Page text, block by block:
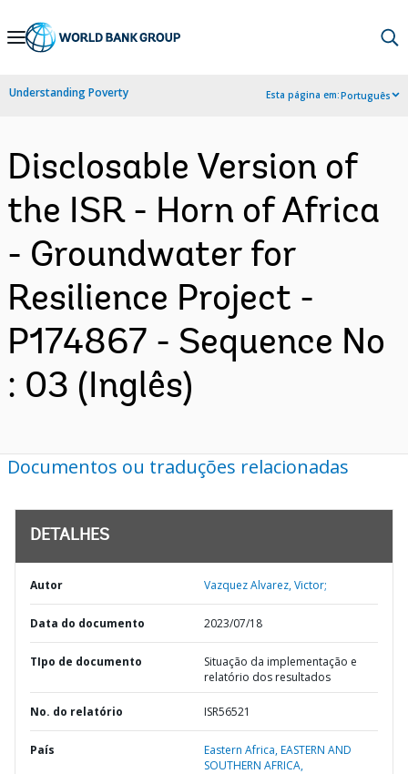
Skip
Navigation
Understanding Poverty Esta página em:Português
Disclosable Version of
the ISR - Horn of Africa
- Groundwater for
Resilience Project -
P174867 - Sequence No
: 03 (Inglês)
Documentos ou traduções relacionadas
DETALHES
Autor Vazquez Alvarez, Victor;
Data do documento 2023/07/18
TIpo de documento
Situação da implementação e
relatório dos resultados
No. do relatório ISR56521
País Eastern Africa,EASTERN AND
SOUTHERN AFRICA,